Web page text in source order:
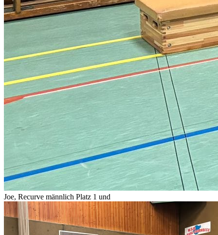
Joe, Recurve männlich Platz 1 und